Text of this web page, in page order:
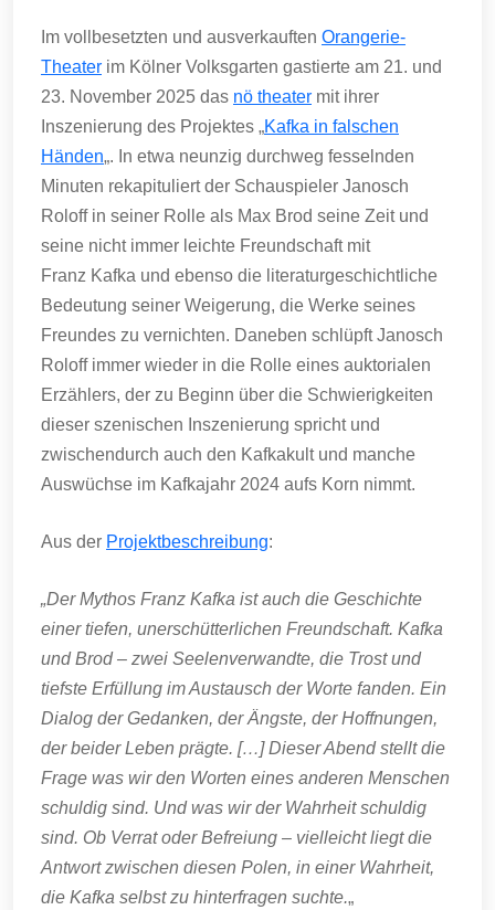
Im vollbesetzten und ausverkauften Orangerie-
Theater im Kölner Volksgarten gastierte am 21. und
23. November 2025 das nö theater mit ihrer
Inszenierung des Projektes „Kafka in falschen
Händen„. In etwa neunzig durchweg fesselnden
Minuten rekapituliert der Schauspieler Janosch
Roloff in seiner Rolle als Max Brod seine Zeit und
seine nicht immer leichte Freundschaft mit
Franz Kafka und ebenso die literaturgeschichtliche
Bedeutung seiner Weigerung, die Werke seines
Freundes zu vernichten. Daneben schlüpft Janosch
Roloff immer wieder in die Rolle eines auktorialen
Erzählers, der zu Beginn über die Schwierigkeiten
dieser szenischen Inszenierung spricht und
zwischendurch auch den Kafkakult und manche
Auswüchse im Kafkajahr 2024 aufs Korn nimmt.
Aus der Projektbeschreibung:
„Der Mythos Franz Kafka ist auch die Geschichte
einer tiefen, unerschütterlichen Freundschaft. Kafka
und Brod – zwei Seelenverwandte, die Trost und
tiefste Erfüllung im Austausch der Worte fanden. Ein
Dialog der Gedanken, der Ängste, der Hoffnungen,
der beider Leben prägte. […] Dieser Abend stellt die
Frage was wir den Worten eines anderen Menschen
schuldig sind. Und was wir der Wahrheit schuldig
sind. Ob Verrat oder Befreiung – vielleicht liegt die
Antwort zwischen diesen Polen, in einer Wahrheit,
die Kafka selbst zu hinterfragen suchte.„